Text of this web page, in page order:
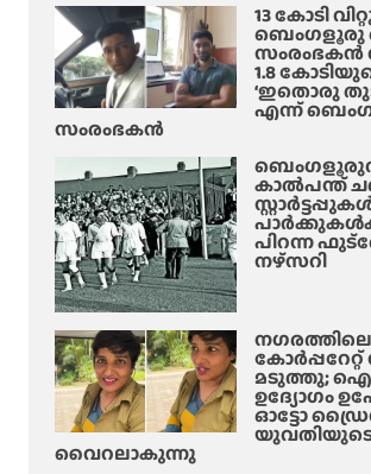
;
ച്ചു
,
13 കോടി
ബെംഗളൂരു
സംരംഭകൻ
1.8
‘ഇതൊരു
എന്ന്
സംരംഭകൻ
കാൽപന്ത്
പിറന്ന
നഴ്സറി
നഗരത്തിലെ
കോർപ്പറേറ്റ്
മടുത്തു;
ഉദ്യോഗം
ഓട്ടോ
വൈറലാകുന്നു